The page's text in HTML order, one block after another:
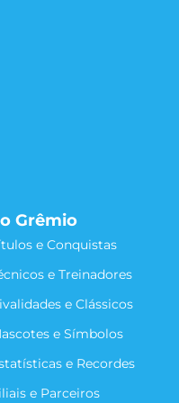
Grêmio
e Conquistas
e Treinadores
e Clássicos
e Símbolos
e Recordes
e Parceiros